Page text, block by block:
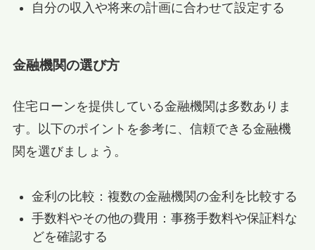
自分の収入や将来の計画に合わせて設定する
金融機関の選び方
住宅ローンを提供している金融機関は多数ありま
す。以下のポイントを参考に、信頼できる金融機
関を選びましょう。
金利の比較：複数の金融機関の金利を比較する
手数料やその他の費用：事務手数料や保証料な
どを確認する